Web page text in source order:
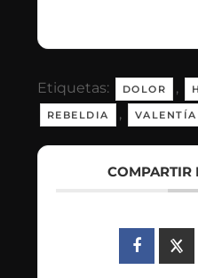
Etiquetas: DOLOR ,
REBELDIA , VALENTÍA
COMPARTIR